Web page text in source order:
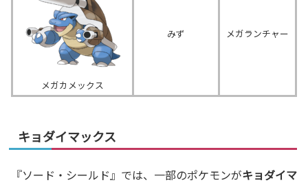
メガカメックス
みず メガランチャー
キョダイマックス
『ソード・シールド』では、一部のポケモンがキョダイマ